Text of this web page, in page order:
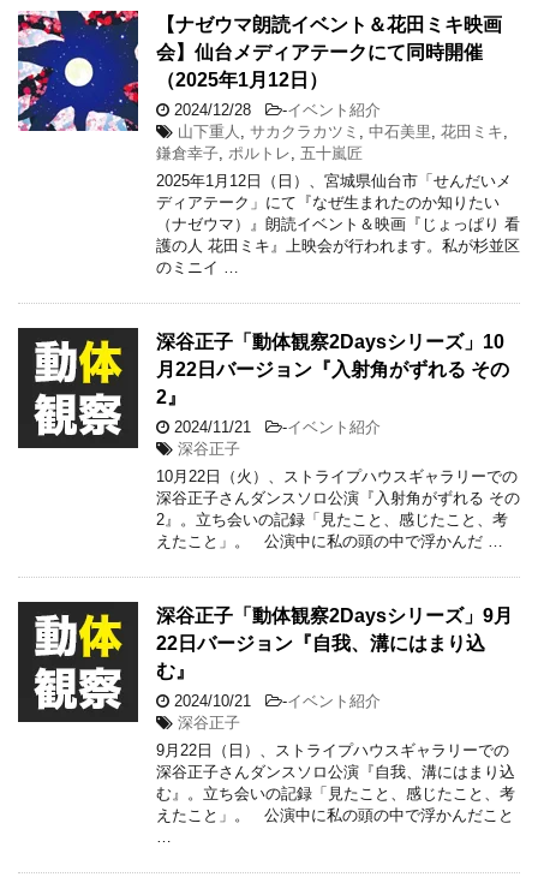
【ナゼウマ朗読イベント＆花田ミキ映画
会】仙台メディアテークにて同時開催
（2025年1月12日）
2024/12/28 -イベント紹介
山下重人
サカクラカツミ 中石美里 花田ミキ
鎌倉幸子 ポルトレ 五十嵐匠
2025年1月12日（日）、宮城県仙台市「せんだいメ
ディアテーク」にて『なぜ生まれたのか知りたい
（ナゼウマ）』朗読イベント＆映画『じょっぱり 看
護の人 花田ミキ』上映会が行われます。私が杉並区
のミニイ …
深谷正子「動体観察2Daysシリーズ」10
月22日バージョン『入射角がずれる その
2』
2024/11/21 -イベント紹介
深谷正子
10月22日（火）、ストライプハウスギャラリーでの
深谷正子さんダンスソロ公演『入射角がずれる その
2』。立ち会いの記録「見たこと、感じたこと、考
えたこと」。 公演中に私の頭の中で浮かんだ …
深谷正子「動体観察2Daysシリーズ」9月
22日バージョン『自我、溝にはまり込
む』
2024/10/21 -イベント紹介
深谷正子
9月22日（日）、ストライプハウスギャラリーでの
深谷正子さんダンスソロ公演『自我、溝にはまり込
む』。立ち会いの記録「見たこと、感じたこと、考
えたこと」。 公演中に私の頭の中で浮かんだこと